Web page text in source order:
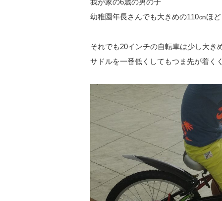
我が家の6歳の男の子
幼稚園年長さんでも大きめの110㎝ほど
それでも20インチの自転車は少し大き
サドルを一番低くしてもつま先が着く